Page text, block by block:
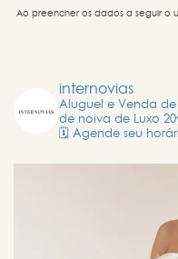
Ao preencher os dados a seguir o
internovias
Aluguel e Venda de
de noiva de Luxo
🗓️ Agende seu